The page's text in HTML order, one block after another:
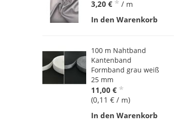
3,20 € * / m
In den Warenkorb
100 m Nahtband
Kantenband
Formband grau weiß
25 mm
11,00 € *
(0,11 € / m)
In den Warenkorb